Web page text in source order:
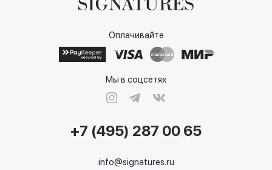
Оплачивайте
Мы в соцсетях
+7 (495) 287 00 65
info@signatures.ru